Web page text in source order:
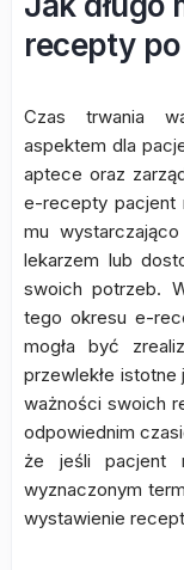
recepty
Czas trwania
aspektem dla
aptece oraz
e-recepty pacjent
mu
lekarzem lub
swoich potrzeb.
tego okresu e-
mogła być
przewlekłe
ważności swoich
odpowiednim
że jeśli pacjent
wyznaczonym
wystawienie